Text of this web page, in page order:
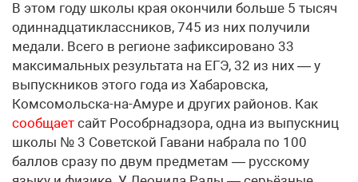
В этом году школы края окончили больше 5 тысяч
одиннадцатиклассников, 745 из них получили
медали. Всего в регионе зафиксировано 33
максимальных результата на ЕГЭ, 32 из них — у
выпускников этого года из Хабаровска,
Комсомольска-на-Амуре и других районов. Как
сообщает сайт Рособрнадзора, одна из выпускниц
школы № 3 Советской Гавани набрала по 100
баллов сразу по двум предметам — русскому